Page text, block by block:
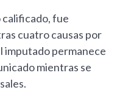
calificado, fue
cuatro causas por
imputado permanece
mientras se